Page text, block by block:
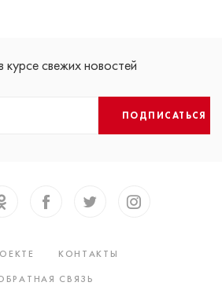
курсе свежих новостей
ПОДПИСАТЬСЯ
КОНТАКТЫ
СВЯЗЬ